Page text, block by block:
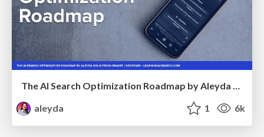
The AI Search Optimization Roadmap by Aleyda Solis
aleyda
1 6k